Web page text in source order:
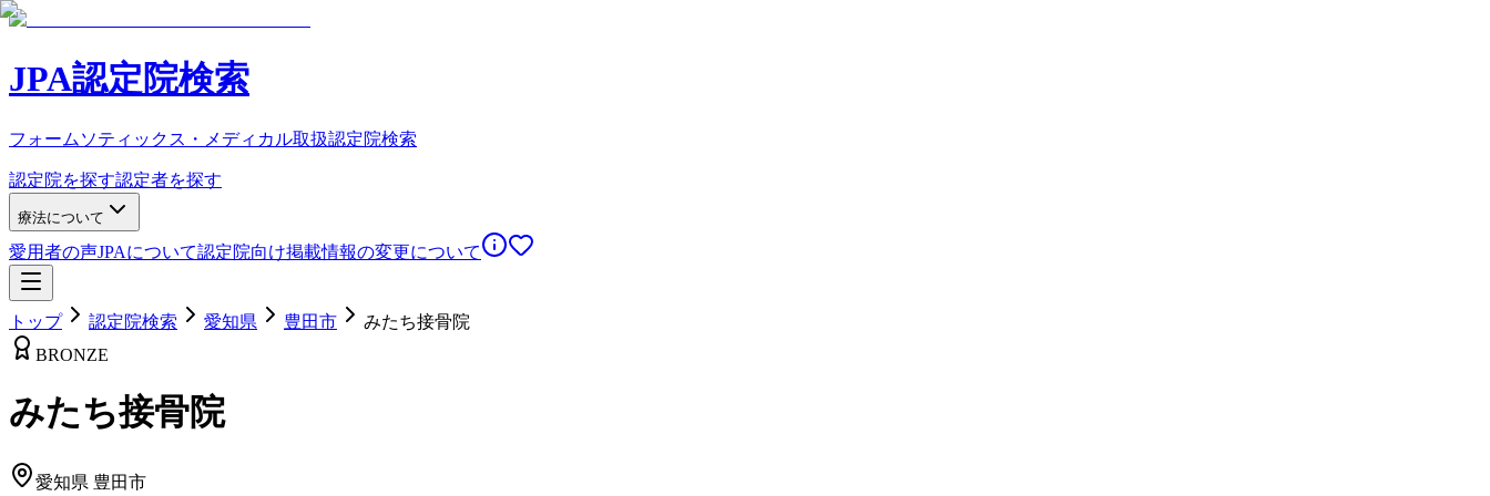
JPA認定院検索
フォームソティックス・メディカル取扱認定院検索
認定院を探す認定者を探す
療法について
愛用者の声JPAについて認定院向け掲載情報の変更について
トップ 認定院検索 愛知県 豊田市
みたち接骨院
BRONZE
みたち接骨院
愛知県 豊田市